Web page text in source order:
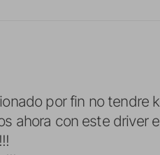
por fin no tendre
ahora con este